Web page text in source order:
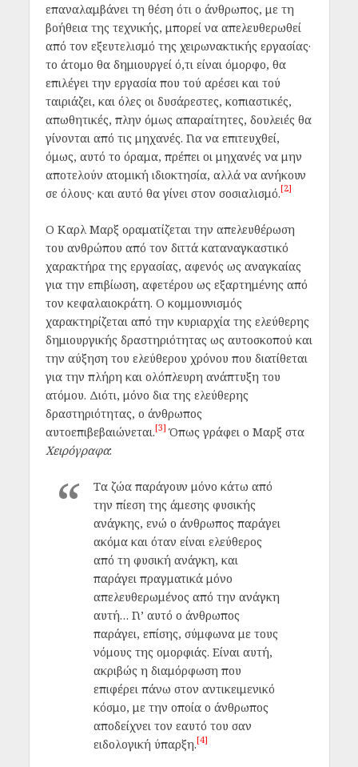
επαναλαμβάνει τη θέση ότι ο άνθρωπος, με τη
βοήθεια της τεχνικής, μπορεί να απελευθερωθεί
από τον εξευτελισμό της χειρωνακτικής εργασίας·
το άτομο θα δημιουργεί ό,τι είναι όμορφο, θα
επιλέγει την εργασία που τού αρέσει και τού
ταιριάζει, και όλες οι δυσάρεστες, κοπιαστικές,
απωθητικές, πλην όμως απαραίτητες, δουλειές θα
γίνονται από τις μηχανές. Για να επιτευχθεί,
όμως, αυτό το όραμα, πρέπει οι μηχανές να μην
αποτελούν ατομική ιδιοκτησία, αλλά να ανήκουν
σε όλους· και αυτό θα γίνει στον σοσιαλισμό.[2]
Ο Καρλ Μαρξ οραματίζεται την απελευθέρωση
του ανθρώπου από τον διττά καταναγκαστικό
χαρακτήρα της εργασίας, αφενός ως αναγκαίας
για την επιβίωση, αφετέρου ως εξαρτημένης από
τον κεφαλαιοκράτη. Ο κομμουνισμός
χαρακτηρίζεται από την κυριαρχία της ελεύθερης
δημιουργικής δραστηριότητας ως αυτοσκοπού και
την αύξηση του ελεύθερου χρόνου που διατίθεται
για την πλήρη και ολόπλευρη ανάπτυξη του
ατόμου. Διότι, μόνο δια της ελεύθερης
δραστηριότητας, ο άνθρωπος
αυτοεπιβεβαιώνεται.[3] Όπως γράφει ο Μαρξ στα
Χειρόγραφα:
Τα ζώα παράγουν μόνο κάτω από
την πίεση της άμεσης φυσικής
ανάγκης, ενώ ο άνθρωπος παράγει
ακόμα και όταν είναι ελεύθερος
από τη φυσική ανάγκη, και
παράγει πραγματικά μόνο
απελευθερωμένος από την ανάγκη
αυτή… Γι’ αυτό ο άνθρωπος
παράγει, επίσης, σύμφωνα με τους
νόμους της ομορφιάς. Είναι αυτή,
ακριβώς η διαμόρφωση που
επιφέρει πάνω στον αντικειμενικό
κόσμο, με την οποία ο άνθρωπος
αποδείχνει τον εαυτό του σαν
ειδολογική ύπαρξη.[4]